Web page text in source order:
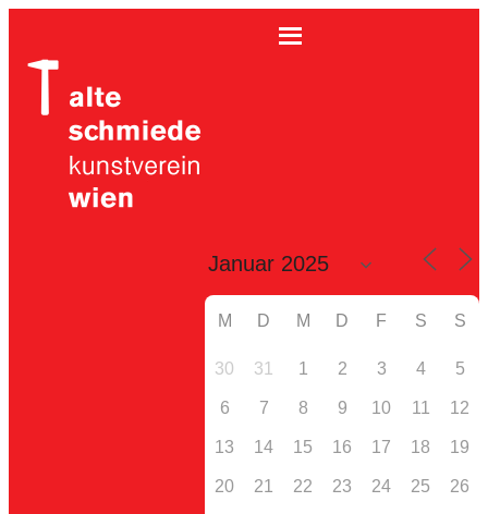
M D M D F S S
30 31 1 2 3 4 5
6 7 8 9 10 11 12
13 14 15 16 17 18 19
20 21 22 23 24 25 26